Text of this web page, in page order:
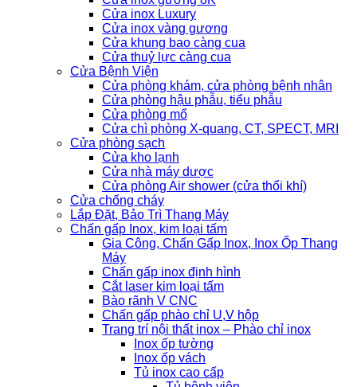
Cửa inox Luxury
Cửa inox vàng gương
Cửa khung bao càng cua
Cửa thuỷ lực càng cua
Cửa Bệnh Viện
Cửa phòng khám, cửa phòng bệnh nhân
Cửa phòng hậu phẫu, tiểu phẫu
Cửa phòng mổ
Cửa chì phòng X-quang, CT, SPECT, MRI
Cửa phòng sạch
Cửa kho lạnh
Cửa nhà máy dược
Cửa phòng Air shower (cửa thổi khí)
Cửa chống cháy
Lắp Đặt, Bảo Trì Thang Máy
Chấn gấp Inox, kim loại tấm
Gia Công, Chấn Gấp Inox, Inox Ốp Thang
Máy
Chấn gấp inox định hình
Cắt laser kim loại tấm
Bào rãnh V CNC
Chấn gấp phào chỉ U,V hộp
Trang trí nội thất inox – Phào chỉ inox
Inox ốp tường
Inox ốp vách
Tủ inox cao cấp